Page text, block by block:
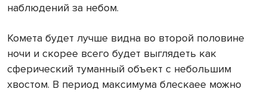
наблюдений за небом.
Комета будет лучше видна во второй половине
ночи и скорее всего будет выглядеть как
сферический туманный объект с небольшим
хвостом. В период максимума блескаее можно